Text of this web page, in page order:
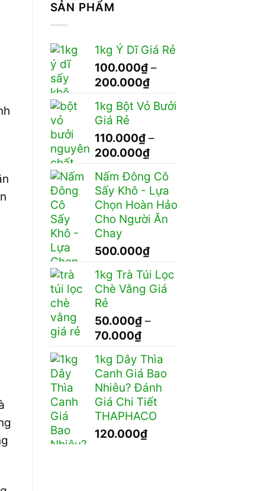
SẢN PHẨM
1kg Ý Dĩ Giá Rẻ
100.000₫ –
200.000₫Khoảng
từ
đến
200.000₫
1kg Bột Vỏ Bưởi
Giá Rẻ
110.000₫ –
200.000₫Khoảng
từ
110.000₫
đến
200.000₫
Nấm Đông Cô
Sấy Khô - Lựa
Chọn Hoàn Hảo
Cho Người Ăn
Chay
500.000₫
1kg Trà Túi Lọc
Chè Vằng Giá
Rẻ
50.000₫ –
70.000₫Khoảng
từ
50.000₫
đến
70.000₫
1kg Dây Thìa
Canh Giá Bao
Nhiêu? Đánh
Giá Chi Tiết
THAPHACO
120.000₫